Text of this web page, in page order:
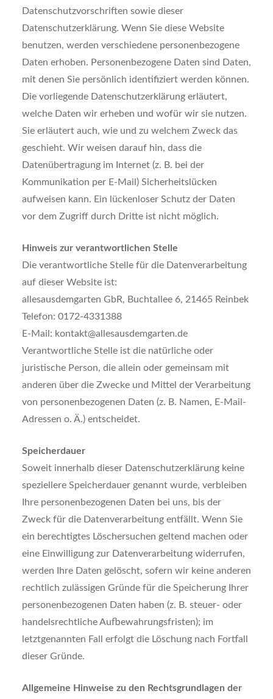
Datenschutzvorschriften sowie dieser
Datenschutzerklärung. Wenn Sie diese Website
benutzen, werden verschiedene personenbezogene
Daten erhoben. Personenbezogene Daten sind Daten,
mit denen Sie persönlich identifiziert werden können.
Die vorliegende Datenschutzerklärung erläutert,
welche Daten wir erheben und wofür wir sie nutzen.
Sie erläutert auch, wie und zu welchem Zweck das
geschieht. Wir weisen darauf hin, dass die
Datenübertragung im Internet (z. B. bei der
Kommunikation per E-Mail) Sicherheitslücken
aufweisen kann. Ein lückenloser Schutz der Daten
vor dem Zugriff durch Dritte ist nicht möglich.
Hinweis zur verantwortlichen Stelle
Die verantwortliche Stelle für die Datenverarbeitung
auf dieser Website ist:
allesausdemgarten GbR, Buchtallee 6, 21465 Reinbek
Telefon: 0172-4331388
E-Mail: kontakt@allesausdemgarten.de
Verantwortliche Stelle ist die natürliche oder
juristische Person, die allein oder gemeinsam mit
anderen über die Zwecke und Mittel der Verarbeitung
von personenbezogenen Daten (z. B. Namen, E-Mail-
Adressen o. Ä.) entscheidet.
Speicherdauer
Soweit innerhalb dieser Datenschutzerklärung keine
speziellere Speicherdauer genannt wurde, verbleiben
Ihre personenbezogenen Daten bei uns, bis der
Zweck für die Datenverarbeitung entfällt. Wenn Sie
ein berechtigtes Löschersuchen geltend machen oder
eine Einwilligung zur Datenverarbeitung widerrufen,
werden Ihre Daten gelöscht, sofern wir keine anderen
rechtlich zulässigen Gründe für die Speicherung Ihrer
personenbezogenen Daten haben (z. B. steuer- oder
handelsrechtliche Aufbewahrungsfristen); im
letztgenannten Fall erfolgt die Löschung nach Fortfall
dieser Gründe.
Allgemeine Hinweise zu den Rechtsgrundlagen der